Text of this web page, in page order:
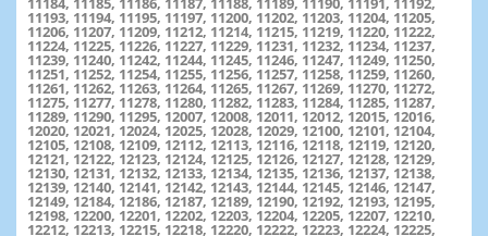
11193, 11194, 11195, 11197, 11200, 11202, 11203, 11204, 11205,
11206, 11207, 11209, 11212, 11214, 11215, 11219, 11220, 11222,
11224, 11225, 11226, 11227, 11229, 11231, 11232, 11234, 11237,
11239, 11240, 11242, 11244, 11245, 11246, 11247, 11249, 11250,
11251, 11252, 11254, 11255, 11256, 11257, 11258, 11259, 11260,
11261, 11262, 11263, 11264, 11265, 11267, 11269, 11270, 11272,
11275, 11277, 11278, 11280, 11282, 11283, 11284, 11285, 11287,
11289, 11290, 11295, 12007, 12008, 12011, 12012, 12015, 12016,
12020, 12021, 12024, 12025, 12028, 12029, 12100, 12101, 12104,
12105, 12108, 12109, 12112, 12113, 12116, 12118, 12119, 12120,
12121, 12122, 12123, 12124, 12125, 12126, 12127, 12128, 12129,
12130, 12131, 12132, 12133, 12134, 12135, 12136, 12137, 12138,
12139, 12140, 12141, 12142, 12143, 12144, 12145, 12146, 12147,
12149, 12184, 12186, 12187, 12189, 12190, 12192, 12193, 12195,
12198, 12200, 12201, 12202, 12203, 12204, 12205, 12207, 12210,
12212, 12213, 12215, 12218, 12220, 12222, 12223, 12224, 12225,